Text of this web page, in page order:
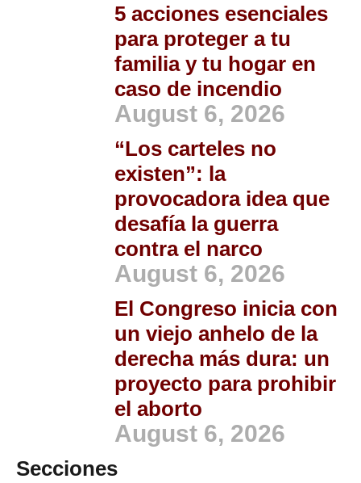
5 acciones esenciales
para proteger a tu
familia y tu hogar en
caso de incendio
August 6, 2026
“Los carteles no
existen”: la
provocadora idea que
desafía la guerra
contra el narco
August 6, 2026
El Congreso inicia con
un viejo anhelo de la
derecha más dura: un
proyecto para prohibir
el aborto
August 6, 2026
Secciones